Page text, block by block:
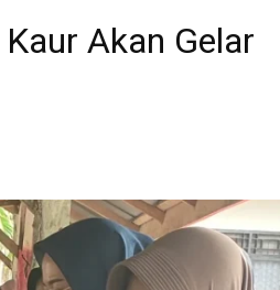
Akan Gelar